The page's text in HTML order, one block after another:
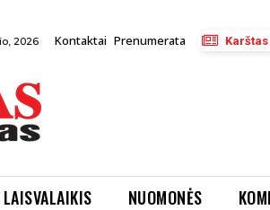
2026 Kontaktai Prenumerata
LAISVALAIKIS NUOMONĖS